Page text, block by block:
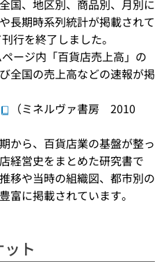
国、地区別、商品別、月別に
長期時系列統計が掲載されて
行を終了しました。
ージ内「百貨店売上高」の
全国の売上高などの速報が掲
（ミネルヴァ書房 2010
から、百貨店業の基盤が整っ
経営史をまとめた研究書で
移や当時の組織図、都市別の
富に掲載されています。
ト